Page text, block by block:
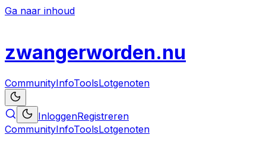
Ga naar inhoud
zwangerworden.nu
CommunityInfoToolsLotgenoten
InloggenRegistreren
CommunityInfoToolsLotgenoten